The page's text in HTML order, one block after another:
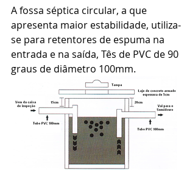
A fossa séptica circular, a que
apresenta maior estabilidade, utiliza-
se para retentores de espuma na
entrada e na saída, Tês de PVC de 90
graus de diâmetro 100mm.